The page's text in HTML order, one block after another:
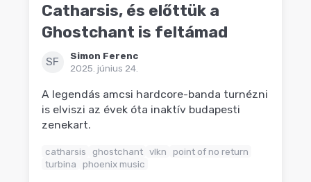
Catharsis, és előttük a
Ghostchant is feltámad
SF
Simon Ferenc
2025. június 24.
A legendás amcsi hardcore-banda turnézni
is elviszi az évek óta inaktív budapesti
zenekart.
catharsis ghostchant vlkn
point of no return
turbina
phoenix music